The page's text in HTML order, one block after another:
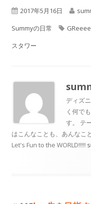
公
開
日
2017年5月16日
作
成
Summyの日常
タ
スタワー
ディズ
く何で
す。 テ
はこんなことも、あんなこ
Let's Fun to the WORLD!!!!!